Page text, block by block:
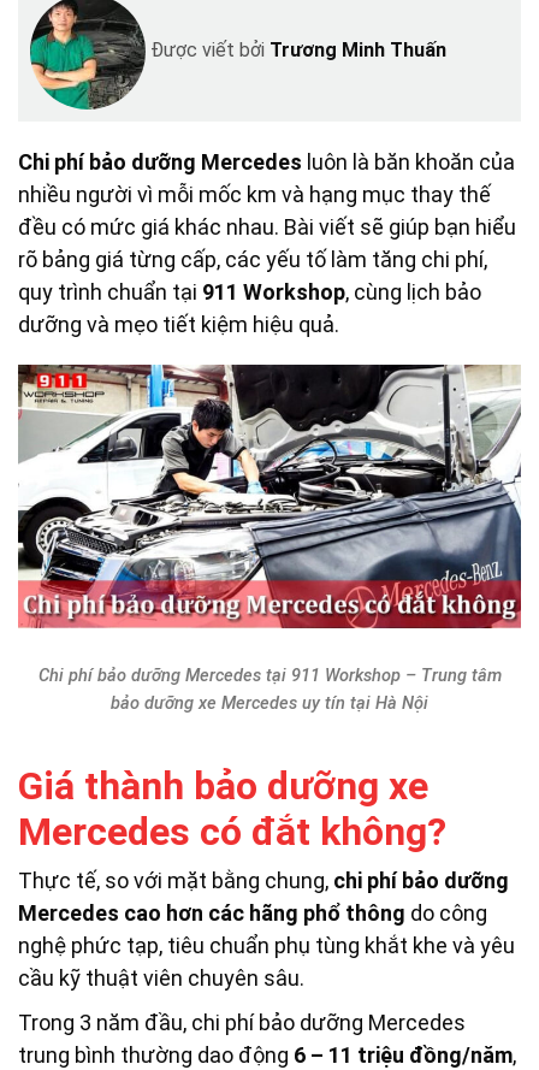
Được viết bởi Trương Minh Thuấn
Chi phí bảo dưỡng Mercedes luôn là băn khoăn của
nhiều người vì mỗi mốc km và hạng mục thay thế
đều có mức giá khác nhau. Bài viết sẽ giúp bạn hiểu
rõ bảng giá từng cấp, các yếu tố làm tăng chi phí,
quy trình chuẩn tại 911 Workshop, cùng lịch bảo
dưỡng và mẹo tiết kiệm hiệu quả.
Chi phí bảo dưỡng Mercedes tại 911 Workshop – Trung tâm
bảo dưỡng xe Mercedes uy tín tại Hà Nội
Giá thành bảo dưỡng xe
Mercedes có đắt không?
Thực tế, so với mặt bằng chung, chi phí bảo dưỡng
Mercedes cao hơn các hãng phổ thông do công
nghệ phức tạp, tiêu chuẩn phụ tùng khắt khe và yêu
cầu kỹ thuật viên chuyên sâu.
Trong 3 năm đầu, chi phí bảo dưỡng Mercedes
trung bình thường dao động 6 – 11 triệu đồng/năm,